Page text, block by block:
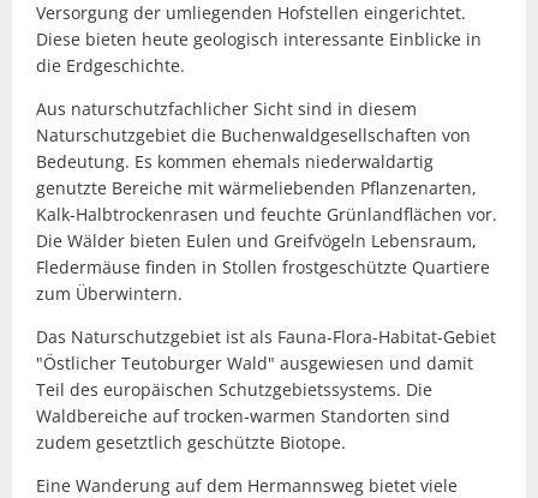
Versorgung der umliegenden Hofstellen eingerichtet.
Diese bieten heute geologisch interessante Einblicke in
die Erdgeschichte.
Aus naturschutzfachlicher Sicht sind in diesem
Naturschutzgebiet die Buchenwaldgesellschaften von
Bedeutung. Es kommen ehemals niederwaldartig
genutzte Bereiche mit wärmeliebenden Pflanzenarten,
Kalk-Halbtrockenrasen und feuchte Grünlandflächen vor.
Die Wälder bieten Eulen und Greifvögeln Lebensraum,
Fledermäuse finden in Stollen frostgeschützte Quartiere
zum Überwintern.
Das Naturschutzgebiet ist als Fauna-Flora-Habitat-Gebiet
"Östlicher Teutoburger Wald" ausgewiesen und damit
Teil des europäischen Schutzgebietssystems. Die
Waldbereiche auf trocken-warmen Standorten sind
zudem gesetztlich geschützte Biotope.
Eine Wanderung auf dem Hermannsweg bietet viele